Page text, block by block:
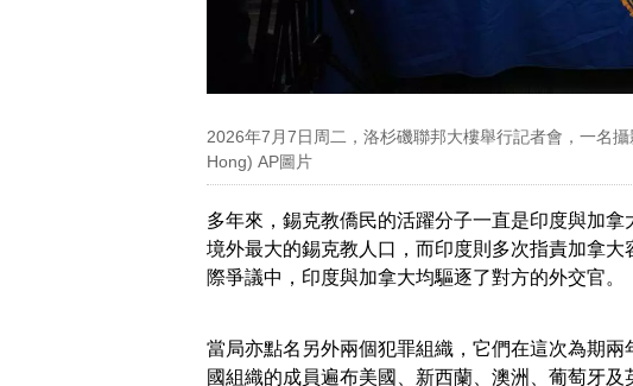
2026年7月7日周二，洛杉磯聯邦大樓舉行記者會，一名
Hong) AP圖片
多年來，錫克教僑民的活躍分子一直是印度與加
境外最大的錫克教人口，而印度則多次指責加拿
際爭議中，印度與加拿大均驅逐了對方的外交官。
當局亦點名另外兩個犯罪組織，它們在這次為期
國組織的成員遍布美國、新西蘭、澳洲、葡萄牙